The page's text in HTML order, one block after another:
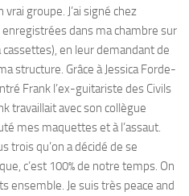
groupe. J’ai signé chez
dans ma chambre sur
en leur demandant de
structure. Grâce à Jessica Forde-
Frank l’ex-guitariste des Civils
travaillait avec son collègue
mes maquettes et à l’assaut.
trois qu’on a décidé de se
c’est 100% de notre temps. On
ensemble. Je suis très peace and